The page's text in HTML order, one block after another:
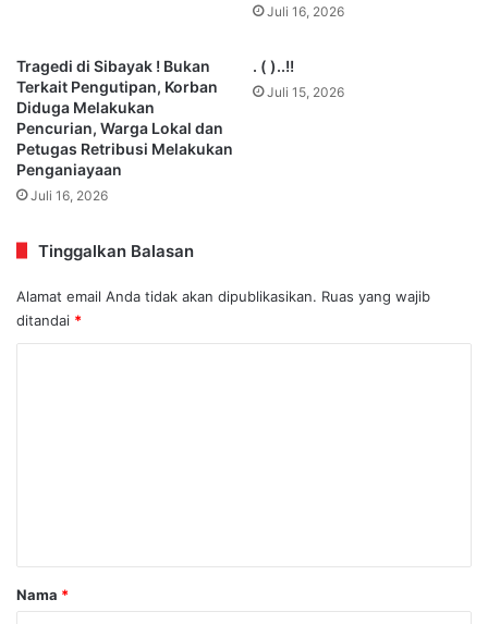
Juli 16, 2026
Tragedi di Sibayak ! Bukan
Terkait Pengutipan, Korban
Diduga Melakukan
Pencurian, Warga Lokal dan
Petugas Retribusi Melakukan
Penganiayaan
Juli 16, 2026
. ( )..!!
Juli 15, 2026
Tinggalkan Balasan
Alamat email Anda tidak akan dipublikasikan. Ruas yang wajib
ditandai *
rNama *